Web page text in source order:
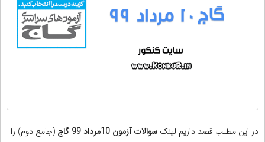
در این مطلب قصد داریم لینک سوالات آزمون 10مرداد
(جامع دوم) را